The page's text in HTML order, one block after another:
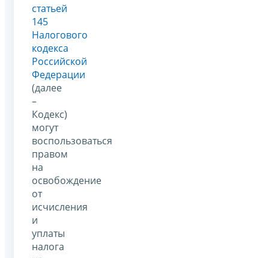
статьей
145
Налогового
кодекса
Российской
Федерации
(далее
–
Кодекс)
могут
воспользоваться
правом
на
освобождение
от
исчисления
и
уплаты
налога